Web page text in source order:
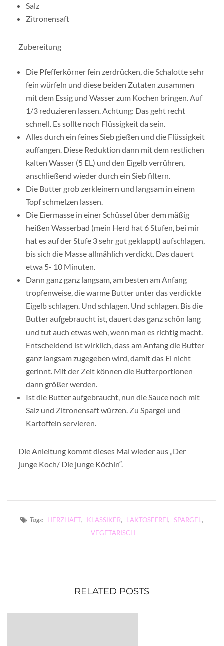
Salz
Zitronensaft
Zubereitung
Die Pfefferkörner fein zerdrücken, die Schalotte sehr
fein würfeln und diese beiden Zutaten zusammen
mit dem Essig und Wasser zum Kochen bringen. Auf
1/3 reduzieren lassen. Achtung: Das geht recht
schnell. Es sollte noch Flüssigkeit da sein.
Alles durch ein feines Sieb gießen und die Flüssigkeit
auffangen. Diese Reduktion dann mit dem restlichen
kalten Wasser (5 EL) und den Eigelb verrühren,
anschließend wieder durch ein Sieb filtern.
Die Butter grob zerkleinern und langsam in einem
Topf schmelzen lassen.
Die Eiermasse in einer Schüssel über dem mäßig
heißen Wasserbad (mein Herd hat 6 Stufen, bei mir
hat es auf der Stufe 3 sehr gut geklappt) aufschlagen,
bis sich die Masse allmählich verdickt. Das dauert
etwa 5- 10 Minuten.
Dann ganz ganz langsam, am besten am Anfang
tropfenweise, die warme Butter unter das verdickte
Eigelb schlagen. Und schlagen. Und schlagen. Bis die
Butter aufgebraucht ist, dauert das ganz schön lang
und tut auch etwas weh, wenn man es richtig macht.
Entscheidend ist wirklich, dass am Anfang die Butter
ganz langsam zugegeben wird, damit das Ei nicht
gerinnt. Mit der Zeit können die Butterportionen
dann größer werden.
Ist die Butter aufgebraucht, nun die Sauce noch mit
Salz und Zitronensaft würzen. Zu Spargel und
Kartoffeln servieren.
Die Anleitung kommt dieses Mal wieder aus „Der
junge Koch/ Die junge Köchin“.
Tags: HERZHAFT, KLASSIKER, LAKTOSEFREI, SPARGEL ,
VEGETARISCH
RELATED POSTS